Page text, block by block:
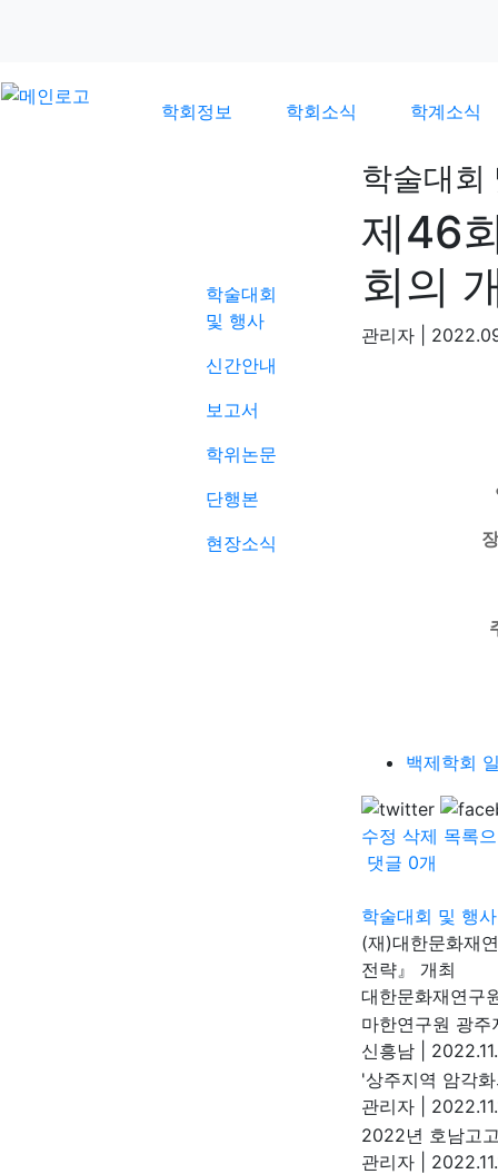
학회정보 학회소식 학계소식
학술대회
및 행사
신간안내
보고서
학위논문
단행본
현장소식
학술대회
제46
회의
관리자
백제학회
수정 삭제 목록
댓글 0개
학술대회 및 행사
(재)대한문화재
전략』 개최
대한문화재연구
마한연구원 광주
신흥남
'상주지역 암각
관리자
2022년 호남고
관리자